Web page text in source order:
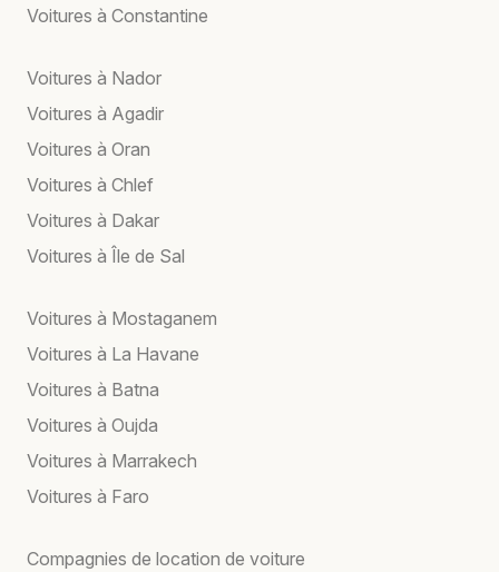
Voitures à Constantine
Voitures à Nador
Voitures à Agadir
Voitures à Oran
Voitures à Chlef
Voitures à Dakar
Voitures à Île de Sal
Voitures à Mostaganem
Voitures à La Havane
Voitures à Batna
Voitures à Oujda
Voitures à Marrakech
Voitures à Faro
Compagnies de location de voiture